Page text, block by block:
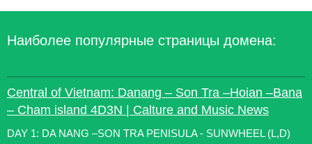
Наиболее популярные страницы домена:
Central of Vietnam: Danang – Son Tra –Hoian –Bana
– Cham island 4D3N | Calture and Music News
DAY 1: DA NANG –SON TRA PENISULA - SUNWHEEL (L,D)